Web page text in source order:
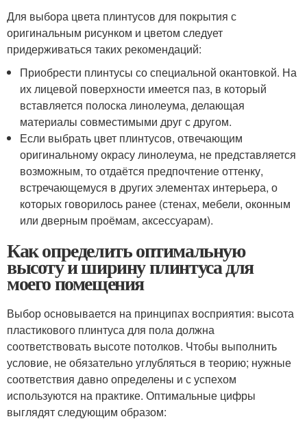
Для выбора цвета плинтусов для покрытия с
оригинальным рисунком и цветом следует
придерживаться таких рекомендаций:
Приобрести плинтусы со специальной окантовкой. На
их лицевой поверхности имеется паз, в который
вставляется полоска линолеума, делающая
материалы совместимыми друг с другом.
Если выбрать цвет плинтусов, отвечающим
оригинальному окрасу линолеума, не представляется
возможным, то отдаётся предпочтение оттенку,
встречающемуся в других элементах интерьера, о
которых говорилось ранее (стенах, мебели, оконным
или дверным проёмам, аксессуарам).
Как определить оптимальную
высоту и ширину плинтуса для
моего помещения
Выбор основывается на принципах восприятия: высота
пластикового плинтуса для пола должна
соответствовать высоте потолков. Чтобы выполнить
условие, не обязательно углубляться в теорию; нужные
соответствия давно определены и с успехом
используются на практике. Оптимальные цифры
выглядят следующим образом: